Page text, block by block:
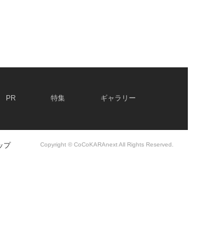
PR 特集 ギャラリー
プ Copyright © CoCoKARAnext All Rights Reserved.